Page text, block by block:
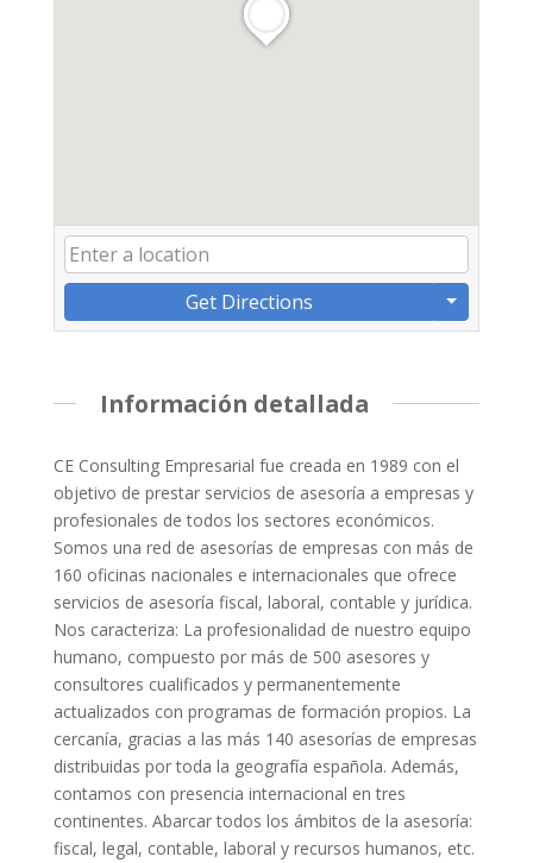
Get Directions
Información detallada
CE Consulting Empresarial fue creada en 1989 con el
objetivo de prestar servicios de asesoría a empresas y
profesionales de todos los sectores económicos.
Somos una red de asesorías de empresas con más de
160 oficinas nacionales e internacionales que ofrece
servicios de asesoría fiscal, laboral, contable y jurídica.
Nos caracteriza: La profesionalidad de nuestro equipo
humano, compuesto por más de 500 asesores y
consultores cualificados y permanentemente
actualizados con programas de formación propios. La
cercanía, gracias a las más 140 asesorías de empresas
distribuidas por toda la geografía española. Además,
contamos con presencia internacional en tres
continentes. Abarcar todos los ámbitos de la asesoría:
fiscal, legal, contable, laboral y recursos humanos, etc.